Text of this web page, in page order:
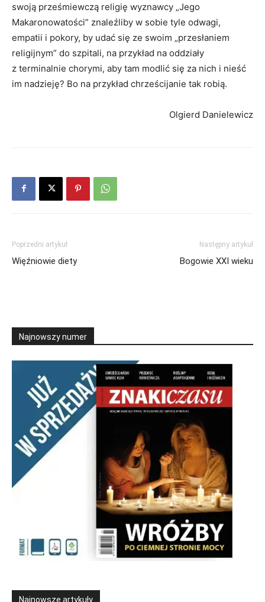
swoją prześmiewczą religię wyznawcy „Jego
Makaronowatości” znaleźliby w sobie tyle odwagi,
empatii i pokory, by udać się ze swoim „przesłaniem
religijnym” do szpitali, na przykład na oddziały
z terminalnie chorymi, aby tam modlić się za nich i nieść
im nadzieję? Bo na przykład chrześcijanie tak robią.
Olgierd Danielewicz
Poprzedni artykuł
Więźniowie diety
Następny artykuł
Bogowie XXI wieku
Najnowszy numer
Najnowsze artykuły